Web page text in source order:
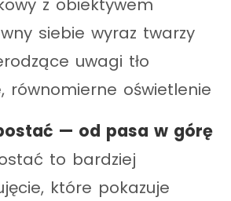
z obiektywem
siebie wyraz twarzy
uwagi tło
równomierne oświetlenie
— od pasa w górę
to bardziej
które pokazuje